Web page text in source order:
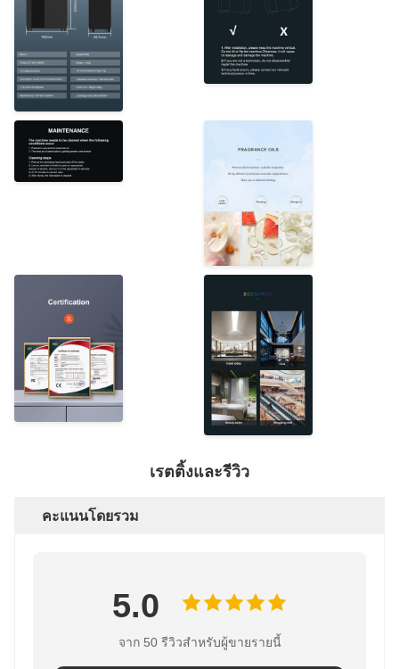
เรตติ้งและรีวิว
คะแนนโดยรวม
5.0
จาก 50 รีวิวสำหรับผู้ขายรายนี้